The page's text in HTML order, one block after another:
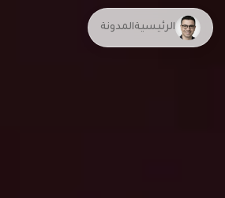
الرئيسيةالمدونة